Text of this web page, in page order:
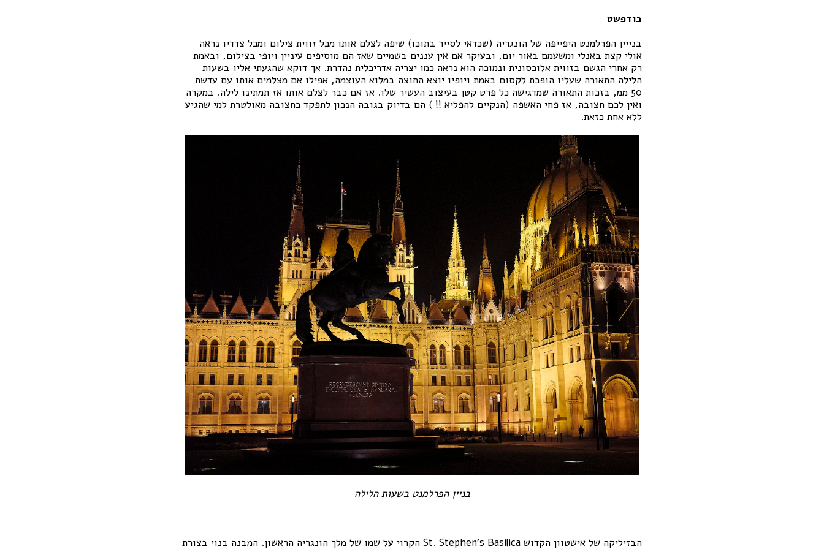
בודפשט
בנייין הפרלמנט היפייפה של הונגריה (שכדאי לסייר בתוכו) שיפה לצלם אותו מכל זווית צילום ומכל צדדיו נראה
אולי קצת באנלי ומשעמם באור יום, ובעיקר אם אין עננים בשמיים שאז הם מוסיפים עיניין ויופי בצילום, ובאמת
רק אחרי הגשם בזווית אלוכסונית ונמוכה הוא נראה כמו יצריה אדריכלית נהדרת. אך דוקא שהגעתי אליו בשעות
הלילה התאורה שעליו הופכת לקסום באמת ויופיו יוצא החוצה במלוא העוצמה, אפילו אם מצלמים אותו עם עדשת
50 ממ, בזכות התאורה שמדגישה כל פרט קטן בעיצוב העשיר שלו. אז אם כבר לצלם אותו אז תמתינו לילה. במקרה
ואין לכם חצובה, אז פחי האשפה (הנקיים להפליא !! ) הם בדיוק בגובה הנכון לתפקד כחצובה מאולטרת למי שהגיע
ללא אחת כזאת.
בניין הפרלמנט בשעות הלילה
הבזיליקה של אישטוון הקדוש St. Stephen’s Basilica הקרוי על שמו של מלך הונגריה הראשון. המבנה בנוי בצורת